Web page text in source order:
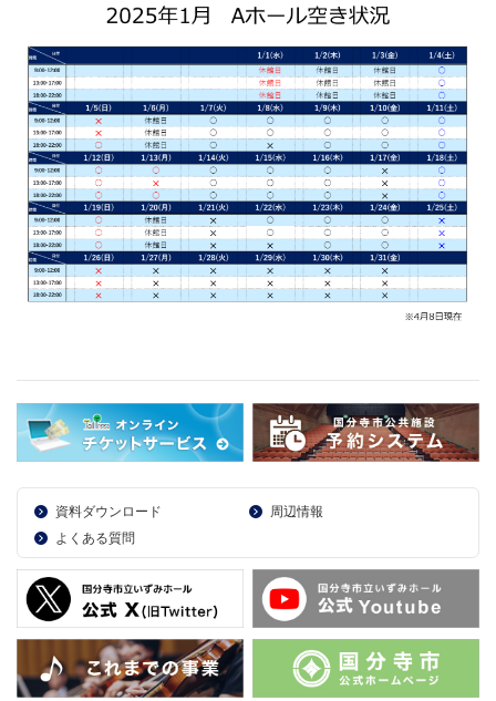
資料ダウンロード
周辺情報
よくある質問